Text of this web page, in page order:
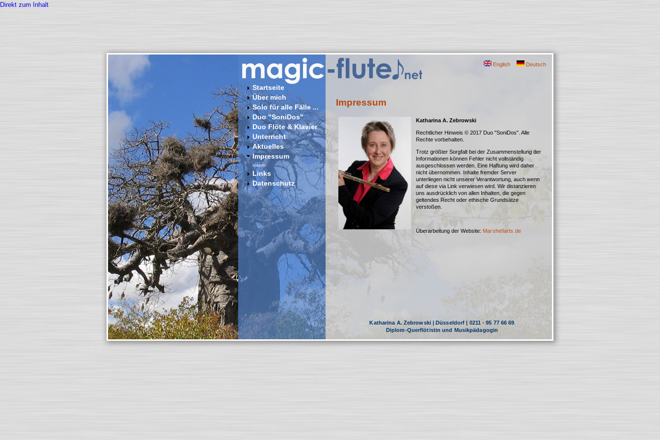
Direkt zum Inhalt
English Deutsch
Startseite
Über mich
Solo für alle Fälle ...
Duo "SoniDos"
Duo Flöte & Klavier
Unterricht
Aktuelles
Impressum
Intern
Links
Datenschutz
Impressum
Katharina A. Zebrowski
Rechtlicher Hinweis © 2017 Duo "SoniDos". Alle
Rechte vorbehalten.
Trotz größter Sorgfalt bei der Zusammenstellung der
Informationen können Fehler nicht vollständig
ausgeschlossen werden. Eine Haftung wird daher
nicht übernommen. Inhalte fremder Server
unterliegen nicht unserer Verantwortung, auch wenn
auf diese via Link verwiesen wird. Wir distanzieren
uns ausdrücklich von allen Inhalten, die gegen
geltendes Recht oder ethische Grundsätze
verstoßen.
Überarbeitung der Website: Marshellarts.de
Katharina A. Zebrowski | Düsseldorf | 0211 - 95 77 66 69
Diplom-Querflötistin und Musikpädagogin